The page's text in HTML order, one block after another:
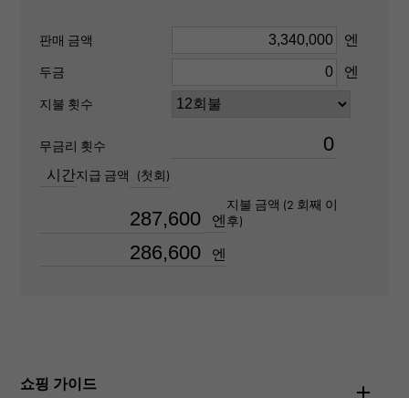
126333
부레
판매 금액 엔
두금 엔
지불 횟수
무금리 횟수
시간지급 금액 (첫회)
엔
지불 금액 (2 회째 이
후)
엔
쇼핑 가이드